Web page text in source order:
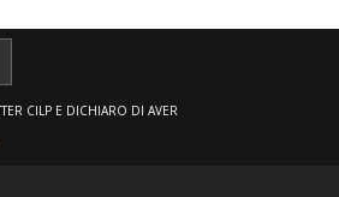
CILP E DICHIARO DI AVER